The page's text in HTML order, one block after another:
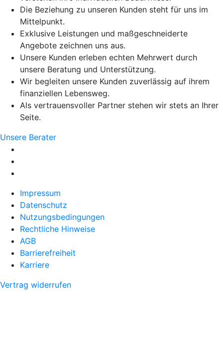
Die Beziehung zu unseren Kunden steht für uns im
Mittelpunkt.
Exklusive Leistungen und maßgeschneiderte
Angebote zeichnen uns aus.
Unsere Kunden erleben echten Mehrwert durch
unsere Beratung und Unterstützung.
Wir begleiten unsere Kunden zuverlässig auf ihrem
finanziellen Lebensweg.
Als vertrauensvoller Partner stehen wir stets an Ihrer
Seite.
Unsere Berater
Impressum
Datenschutz
Nutzungsbedingungen
Rechtliche Hinweise
AGB
Barrierefreiheit
Karriere
Vertrag widerrufen